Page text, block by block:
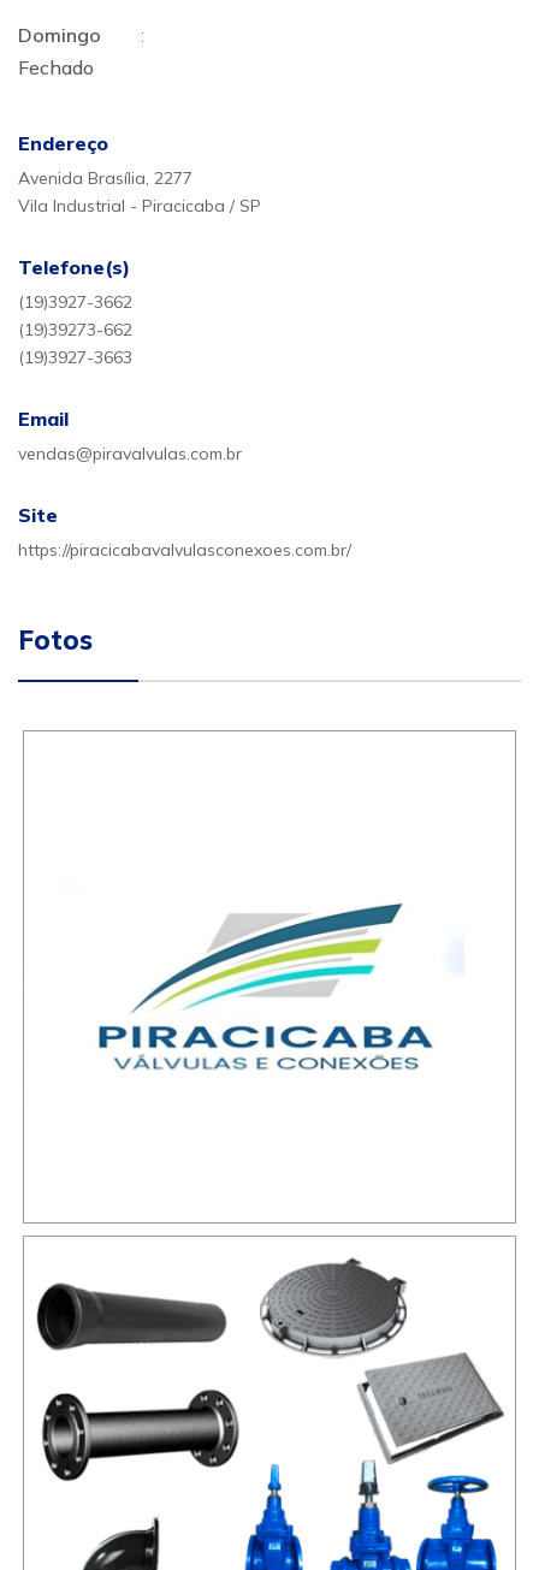
Domingo
:
Fechado
Endereço
Avenida Brasília, 2277
Vila Industrial - Piracicaba / SP
Telefone(s)
(19)3927-3662
(19)39273-662
(19)3927-3663
Email
vendas@piravalvulas.com.br
Site
https://piracicabavalvulasconexoes.com.br/
Fotos